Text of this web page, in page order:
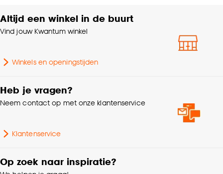
Altijd een winkel in de buurt
Vind jouw Kwantum winkel
Winkels en openingstijden
Heb je vragen?
Neem contact op met onze klantenservice
Klantenservice
Op zoek naar inspiratie?